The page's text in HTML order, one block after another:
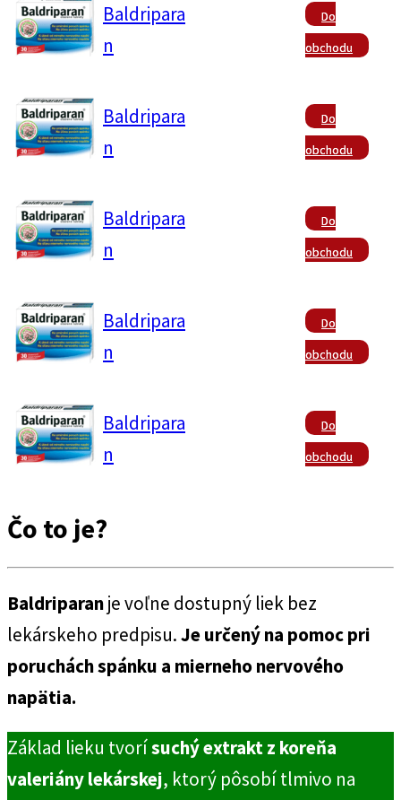
Baldripara
n
Do
obchodu
Baldripara
n
Do
obchodu
Baldripara
n
Do
obchodu
Baldripara
n
Do
obchodu
Baldripara
n
Do
obchodu
Čo to je?
Baldriparanje voľne dostupný liek bez
lekárskeho predpisu.Je určený na pomoc pri
poruchách spánku a mierneho nervového
napätia.
Základ lieku tvorísuchý extrakt z koreňa
valeriány lekárskej, ktorý pôsobí tlmivo na